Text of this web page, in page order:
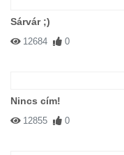
Sárvár ;)
12684 0
Nincs cím!
12855 0